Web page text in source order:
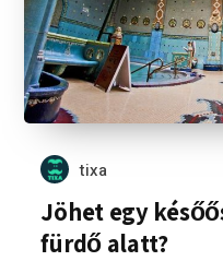
tixa
Jöhet egy
fürdő alatt?